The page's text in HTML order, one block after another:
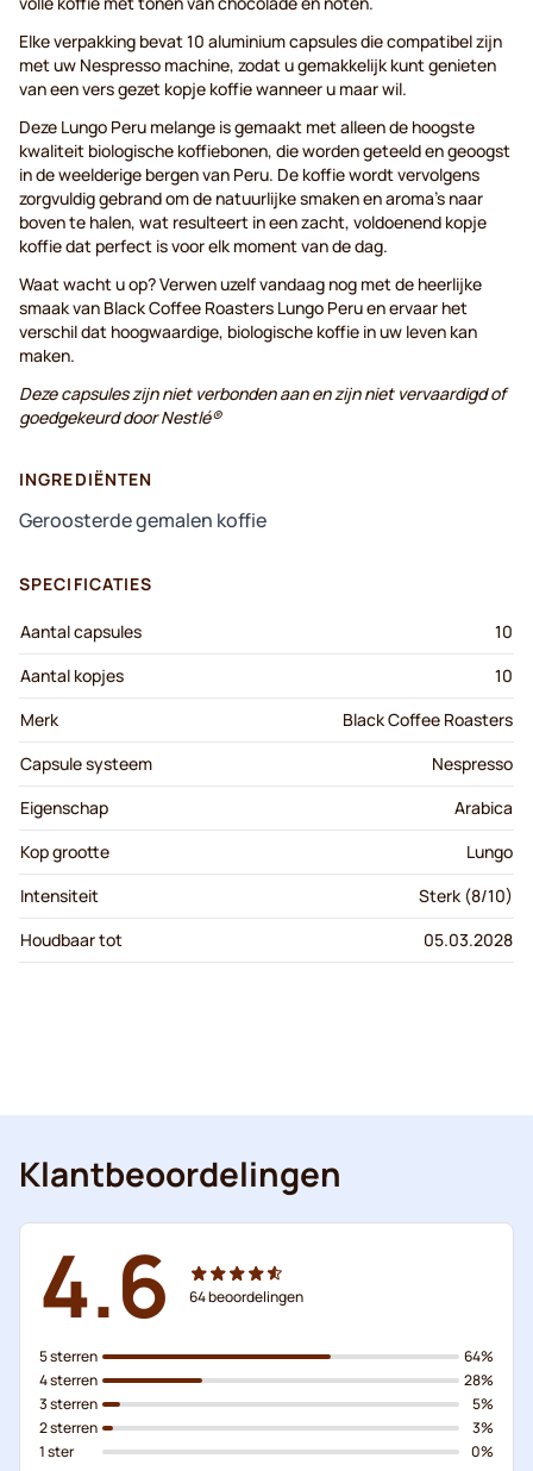
Elke verpakking bevat 10 aluminium capsules die compatibel zijn
met uw Nespresso machine, zodat u gemakkelijk kunt genieten
van een vers gezet kopje koffie wanneer u maar wil.
Deze Lungo Peru melange is gemaakt met alleen de hoogste
kwaliteit biologische koffiebonen, die worden geteeld en geoogst
in de weelderige bergen van Peru. De koffie wordt vervolgens
zorgvuldig gebrand om de natuurlijke smaken en aroma's naar
boven te halen, wat resulteert in een zacht, voldoenend kopje
koffie dat perfect is voor elk moment van de dag.
Waat wacht u op? Verwen uzelf vandaag nog met de heerlijke
smaak van Black Coffee Roasters Lungo Peru en ervaar het
verschil dat hoogwaardige, biologische koffie in uw leven kan
maken.
Deze capsules zijn niet verbonden aan en zijn niet vervaardigd of
goedgekeurd door Nestlé®
INGREDIËNTEN
Geroosterde gemalen koffie
SPECIFICATIES
Aantal capsules
10
Aantal kopjes
10
Merk
Black Coffee Roasters
Capsule systeem
Nespresso
Eigenschap
Arabica
Kop grootte
Lungo
Intensiteit
Sterk (8/10)
Houdbaar tot
05.03.2028
Klantbeoordelingen
4.6 64beoordelingen
5 sterren
4 sterren
3 sterren
2 sterren
1 ster
64%
28%
5%
3%
0%